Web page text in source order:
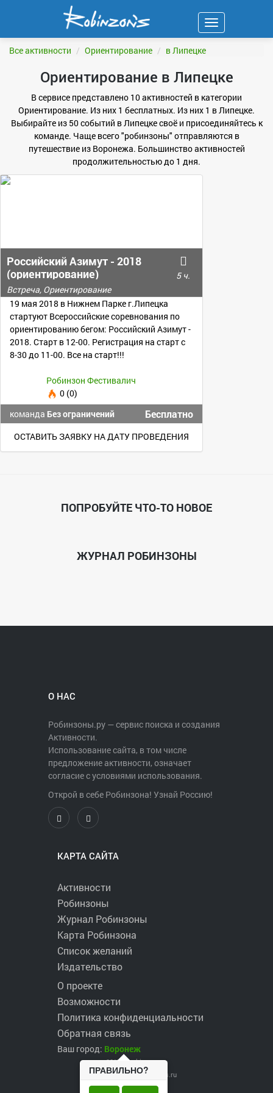
Навигация
Все активности Ориентирование в Липецке
Ориентирование в Липецке
В сервисе представлено 10 активностей в категории
Ориентирование. Из них 1 бесплатных. Из них 1 в Липецке.
Выбирайте из 50 событий в Липецке своё и присоединяйтесь к
команде. Чаще всего "робинзоны" отправляются в
путешествие из Воронежа. Большинство активностей
продолжительностью до 1 дня.
Российский Азимут - 2018
(ориентирование)
5 ч.
Встреча, Ориентирование
19 мая 2018 в Нижнем Парке г.Липецка
стартуют Всероссийские соревнования по
ориентированию бегом: Российский Азимут -
2018. Старт в 12-00. Регистрация на старт с
8-30 до 11-00. Все на старт!!!
Робинзон Фестивалич
0 (0)
команда Без ограничений Бесплатно
ОСТАВИТЬ ЗАЯВКУ НА ДАТУ ПРОВЕДЕНИЯ
ПОПРОБУЙТЕ ЧТО-ТО НОВОЕ
ЖУРНАЛ РОБИНЗОНЫ
О НАС
Робинзоны.ру — сервис поиска и создания
Активности.
Использование сайта, в том числе
предложение активности, означает
согласие с условиями использования.
Открой в себе Робинзона! Узнай Россию!
КАРТА САЙТА
Активности
Робинзоны
Журнал Робинзоны
Карта Робинзона
Список желаний
Издательство
О проекте
Возможности
Политика конфиденциальности
Обратная связь
Ваш город: Воронеж
ПРАВИЛЬНО?
2017 ©robinzons.ru
robinzons@robinzons.ru